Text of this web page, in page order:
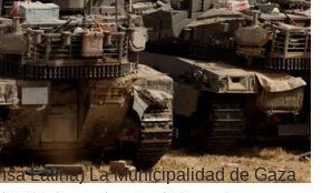
Latina) La Municipalidad de Gaza